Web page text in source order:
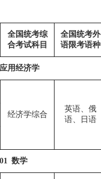
全国统考综
合考试科目
全国统考外
语限考语种
用经济学
经济学综合
英语、俄
语、日语
数学